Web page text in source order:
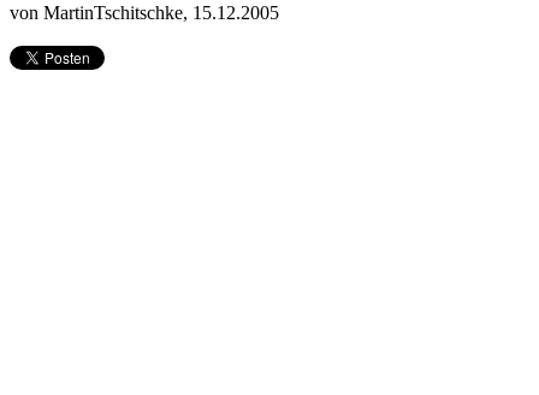
von MartinTschitschke, 15.12.2005